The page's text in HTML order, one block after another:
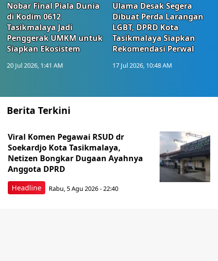
Nobar Final Piala Dunia
di Kodim 0612
Tasikmalaya Jadi
Penggerak UMKM untuk
Siapkan Ekosistem
20 Jul 2026, 1:41 AM
Ulama Desak Segera
Dibuat Perda Larangan
LGBT, DPRD Kota
Tasikmalaya Siapkan
Rekomendasi Perwal
17 Jul 2026, 10:48 AM
Berita Terkini
Headline
Viral Komen Pegawai RSUD dr
Soekardjo Kota Tasikmalaya,
Netizen Bongkar Dugaan Ayahnya
Anggota DPRD
Rabu, 5 Agu 2026 - 22:40